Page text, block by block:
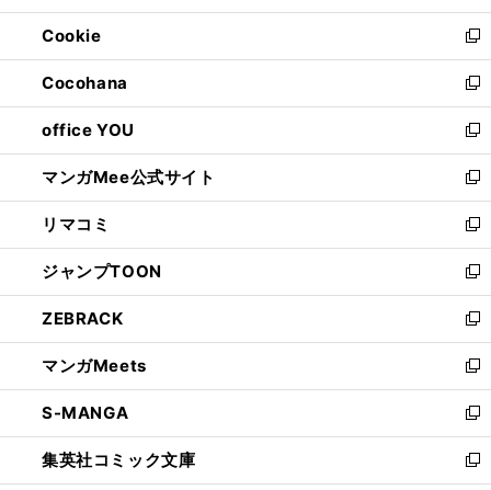
開
く
ウ
で
開
く
ン
ド
ウ
で
開
く
ウ
ィ
ン
ド
ウ
で
開
く
Cookie
新
し
い
ウ
ィ
ン
ド
ウ
で
開
く
Cocohana
新
し
い
ウ
ィ
ン
ド
ウ
で
開
く
office YOU
新
し
い
ウ
ィ
ン
ド
ウ
で
開
く
マンガMee公式サイト
新
し
い
ウ
ィ
ン
ド
ウ
で
開
く
リマコミ
新
し
い
ウ
ィ
ン
ド
ウ
で
開
く
ジャンプTOON
新
し
い
ウ
ィ
ン
ド
ウ
で
開
ZEBRACK
新
し
い
ウ
ィ
ン
ド
ウ
マンガMeets
新
し
い
ウ
ィ
ン
S-MANGA
新
し
い
集英社コミック文庫
新